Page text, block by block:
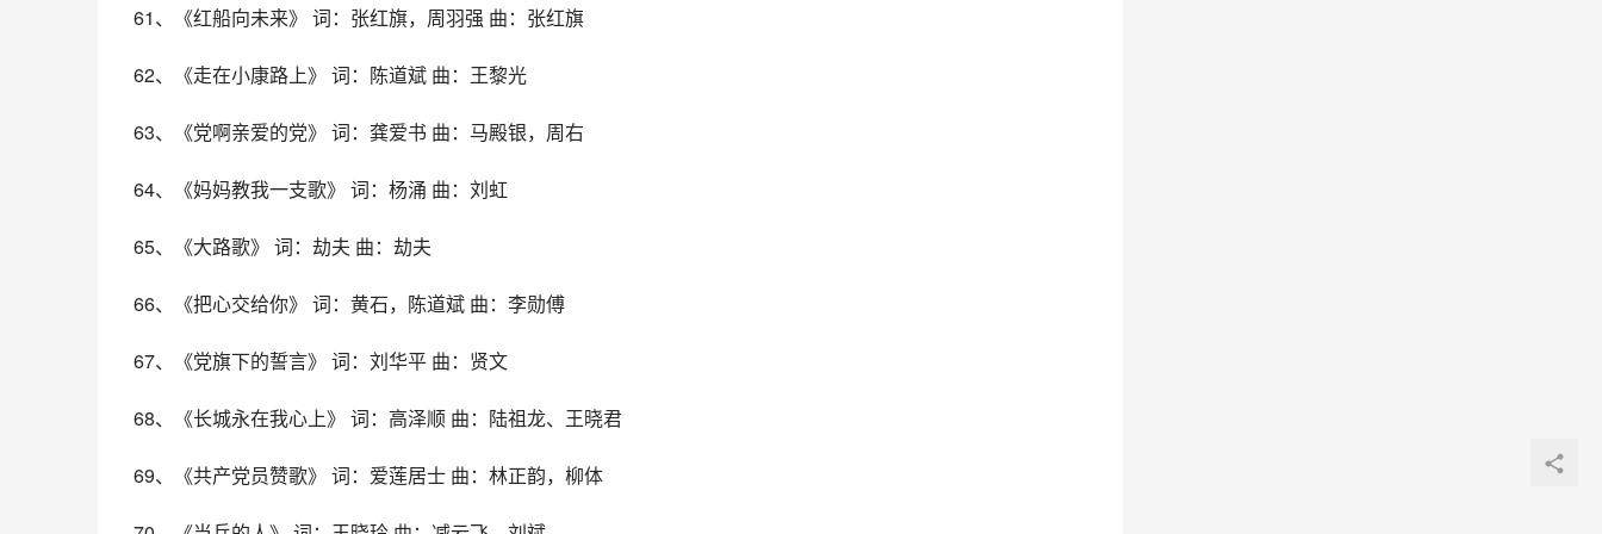
61、《红船向未来》 词：张红旗，周羽强 曲：张红旗
62、《走在小康路上》 词：陈道斌 曲：王黎光
63、《党啊亲爱的党》 词：龚爱书 曲：马殿银，周右
64、《妈妈教我一支歌》 词：杨涌 曲：刘虹
65、《大路歌》 词：劫夫 曲：劫夫
66、《把心交给你》 词：黄石，陈道斌 曲：李勋傅
67、《党旗下的誓言》 词：刘华平 曲：贤文
68、《长城永在我心上》 词：高泽顺 曲：陆祖龙、王晓君
69、《共产党员赞歌》 词：爱莲居士 曲：林正韵，柳体